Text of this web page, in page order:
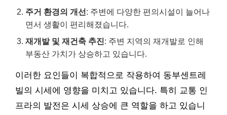
주거 환경의 개선: 주변에 다양한 편의시설이 늘어나
면서 생활이 편리해졌습니다.
재개발 및 재건축 추진: 주변 지역의 재개발로 인해
부동산 가치가 상승하고 있습니다.
이러한 요인들이 복합적으로 작용하여 동부센트레
빌의 시세에 영향을 미치고 있습니다. 특히 교통 인
프라의 발전은 시세 상승에 큰 역할을 하고 있습니